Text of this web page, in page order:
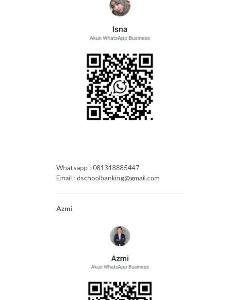
Whatsapp : 081318885447
Email : dschoolbanking@gmail.com
Azmi